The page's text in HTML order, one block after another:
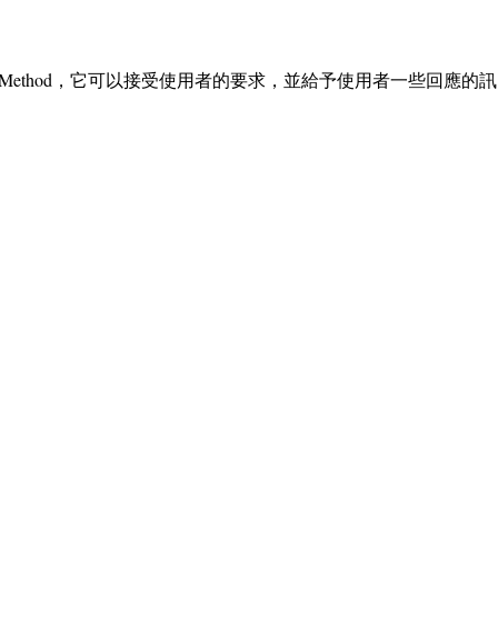
，它可以接受使用者的要求，並給予使用者一些回應的訊